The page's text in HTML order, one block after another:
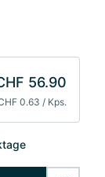
56.90
0.63 / Kps.